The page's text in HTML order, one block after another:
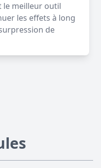
le meilleur outil
les effets à long
de